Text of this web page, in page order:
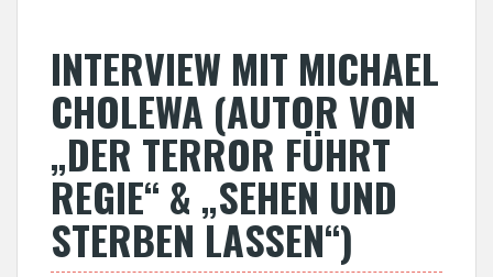
INTERVIEW MIT MICHAEL
CHOLEWA (AUTOR VON
„DER TERROR FÜHRT
REGIE“ & „SEHEN UND
STERBEN LASSEN“)